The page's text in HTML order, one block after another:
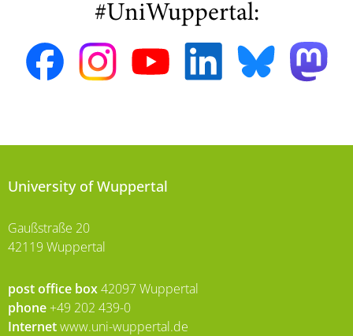
#UniWuppertal:
University of Wuppertal
Gaußstraße 20
42119 Wuppertal
post office box42097 Wuppertal
phone +49 202 439-0
Internetwww.uni-wuppertal.de